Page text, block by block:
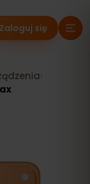
Zaloguj się